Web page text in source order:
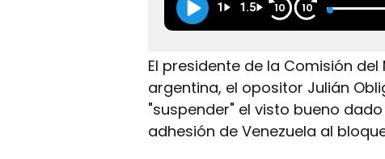
1 1.5 10 10
El presidente de la Comisión
argentina, el opositor Julián
"suspender" el visto bueno
adhesión de Venezuela al